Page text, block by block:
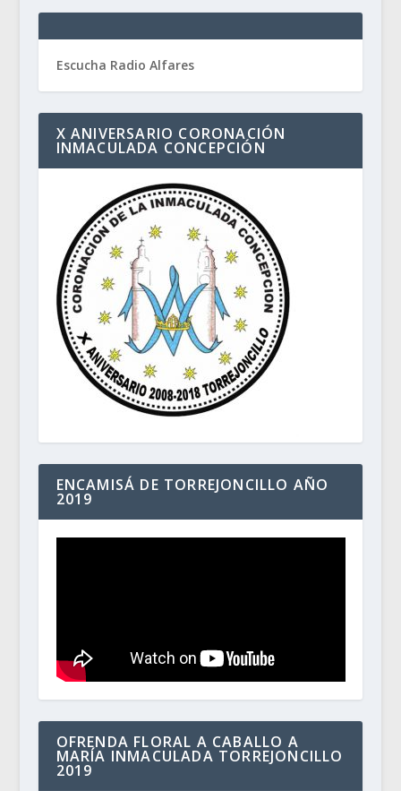
Escucha Radio Alfares
X ANIVERSARIO CORONACIÓN
INMACULADA CONCEPCIÓN
ENCAMISÁ DE TORREJONCILLO AÑO
2019
OFRENDA FLORAL A CABALLO A
MARÍA INMACULADA TORREJONCILLO
2019